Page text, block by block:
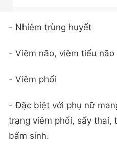
- Nhiễm trùng huyết
- Viêm não, viêm tiểu não
- Viêm phổi
- Đặc biệt với phụ nữ
trạng viêm phổi, sẩy thai,
bẩm sinh.